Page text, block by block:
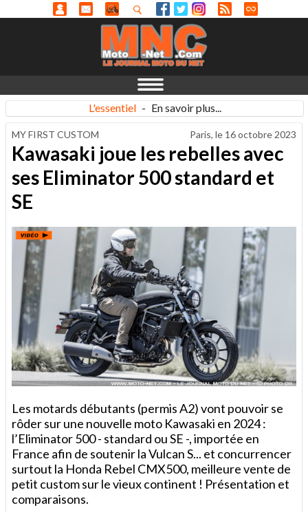
L'essentiel - En savoir plus...
MY FIRST CUSTOM Paris, le 16 octobre 2023
Kawasaki joue les rebelles avec
ses Eliminator 500 standard et
SE
Les motards débutants (permis A2) vont pouvoir se
rôder sur une nouvelle moto Kawasaki en 2024 :
l’Eliminator 500 - standard ou SE -, importée en
France afin de soutenir la Vulcan S... et concurrencer
surtout la Honda Rebel CMX500, meilleure vente de
petit custom sur le vieux continent ! Présentation et
comparaisons.